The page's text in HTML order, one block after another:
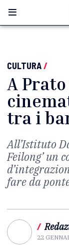
CULTURA/
A
tra i
All’Istituto
Feilong’ un
fare da
/
22